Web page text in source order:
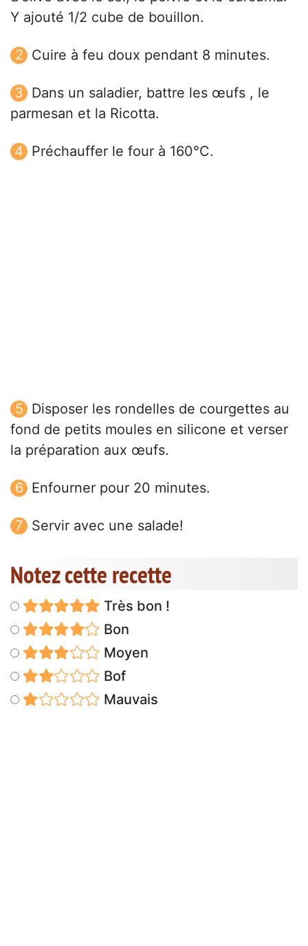
Y ajouté 1/2 cube de bouillon.
Cuire à feu doux pendant 8 minutes.
Dans un saladier, battre les œufs , le
parmesan et la Ricotta.
Préchauffer le four à 160°C.
Disposer les rondelles de courgettes au
fond de petits moules en silicone et verser
la préparation aux œufs.
Enfourner pour 20 minutes.
Servir avec une salade!
Notez cette recette
Très bon !
Bon
Moyen
Bof
Mauvais